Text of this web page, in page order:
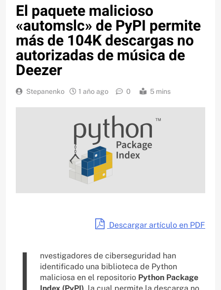
El paquete malicioso
«automslc» de PyPI permite
más de 104K descargas no
autorizadas de música de
Deezer
Stepanenko 1 año ago 0 5 mins
Descargar artículo en PDF
nvestigadores de ciberseguridad han
identificado una biblioteca de Python
maliciosa en el repositorio Python Package